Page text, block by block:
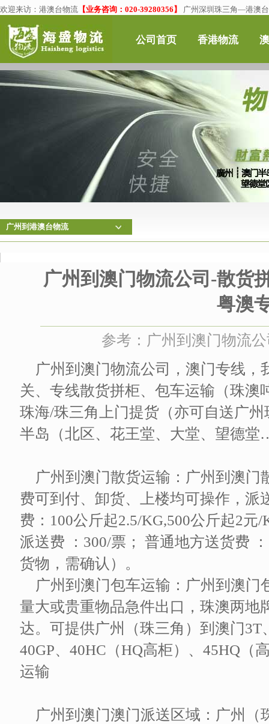
欢迎来访： 港澳台物流 【业务咨询：020-39280356】 广州深圳珠三角—港澳
公司首页 香港物流
广州到港澳台物流
广州到澳门物流公司-散货
粤澳
参考：广州到澳门物流
广州到澳门物流公司，澳门专线
关、专线散货拼柜、包车运输（珠澳
珠海/珠三角上门提货（亦可自送广
半岛（北区、花王堂、大堂、望德
广州到澳门散货运输：广州到澳
费可到付、卸货、上楼均可操作，派
费：100公斤起2.5/KG,500公斤起2元
派送费 ：300/票； 普通地方送货费
货物，需确认）。
广州到澳门包车运输：广州到澳
量大或贵重物品急件出口，珠澳两地
达。可提供广州（珠三角）到澳门3T
40GP、40HC（HQ高柜）、45HQ（
运输
广州到澳门澳门派送区域：广州